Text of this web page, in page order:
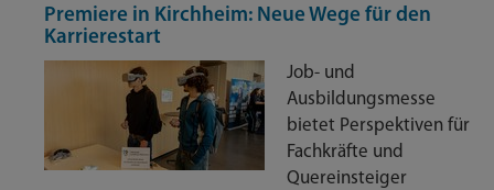
Premiere in Kirchheim: Neue Wege für den
Karrierestart
Job- und
Ausbildungsmesse
bietet Perspektiven für
Fachkräfte und
Quereinsteiger